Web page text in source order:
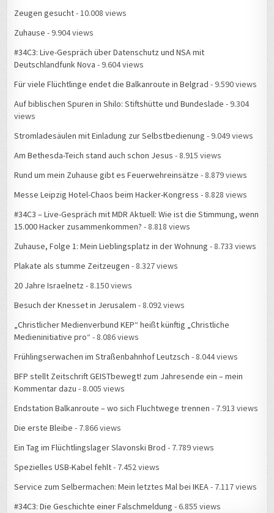
Zeugen gesucht- 10.008 views
Zuhause - 9.904 views
#34C3: Live-Gespräch über Datenschutz und NSA mit
Deutschlandfunk Nova - 9.604 views
Für viele Flüchtlinge endet die Balkanroute in Belgrad - 9.590 views
Auf biblischen Spuren in Shilo: Stiftshütte und Bundeslade - 9.304
views
Stromladesäulen mit Einladung zur Selbstbedienung - 9.049 views
Am Bethesda-Teich stand auch schon Jesus - 8.915 views
Rund um mein Zuhause gibt es Feuerwehreinsätze - 8.879 views
Messe Leipzig Hotel-Chaos beim Hacker-Kongress - 8.828 views
#34C3 – Live-Gespräch mit MDR Aktuell: Wie ist die Stimmung, wenn
15.000 Hacker zusammenkommen? - 8.818 views
Zuhause, Folge 1: Mein Lieblingsplatz in der Wohnung - 8.733 views
Plakate als stumme Zeitzeugen - 8.327 views
20 Jahre Israelnetz - 8.150 views
Besuch der Knesset in Jerusalem - 8.092 views
„Christlicher Medienverbund KEP“ heißt künftig „Christliche
Medieninitiative pro“ - 8.086 views
Frühlingserwachen im Straßenbahnhof Leutzsch - 8.044 views
BFP stellt Zeitschrift GEISTbewegt! zum Jahresende ein – mein
Kommentar dazu - 8.005 views
Endstation Balkanroute – wo sich Fluchtwege trennen - 7.913 views
Die erste Bleibe - 7.866 views
Ein Tag im Flüchtlingslager Slavonski Brod - 7.789 views
Spezielles USB-Kabel fehlt- 7.452 views
Service zum Selbermachen: Mein letztes Mal bei IKEA- 7.117 views
#34C3: Die Geschichte einer Falschmeldung - 6.855 views